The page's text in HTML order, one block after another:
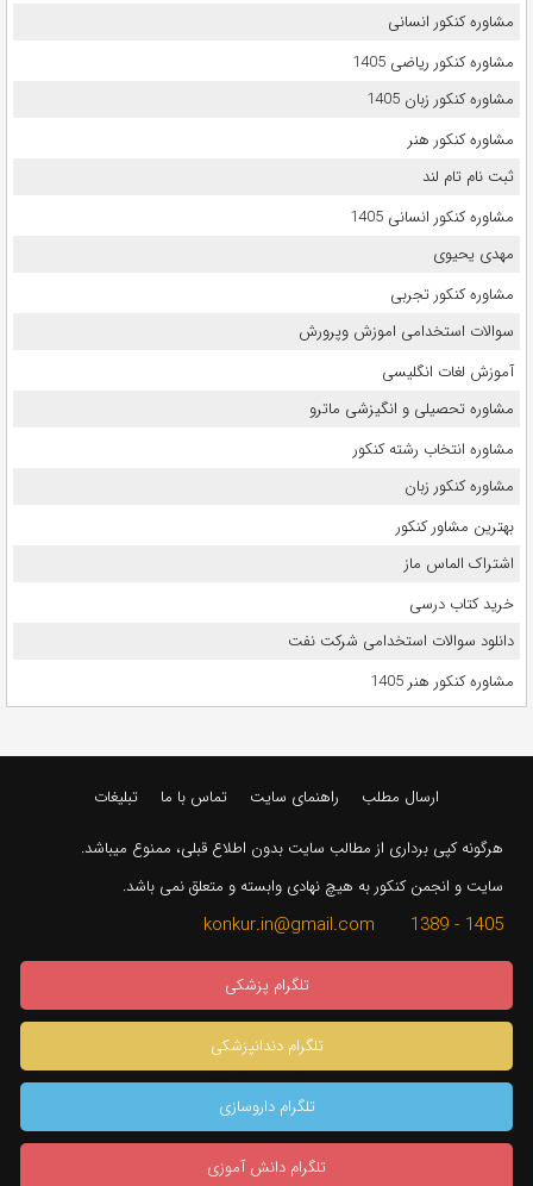
مشاوره کنکور انسانی
مشاوره کنکور ریاضی 1405
مشاوره کنکور زبان 1405
مشاوره کنکور هنر
ثبت نام تام لند
مشاوره کنکور انسانی 1405
مهدی یحیوی
مشاوره کنکور تجربی
سوالات استخدامی اموزش وپرورش
آموزش لغات انگلیسی
مشاوره تحصیلی و انگیزشی ماترو
مشاوره انتخاب رشته کنکور
مشاوره کنکور زبان
بهترین مشاور کنکور
اشتراک الماس ماز
خرید کتاب درسی
دانلود سوالات استخدامی شرکت نفت
مشاوره کنکور هنر 1405
ارسال مطلب راهنمای سایت تماس با ما تبلیغات
هرگونه کپی برداری از مطالب سایت بدون اطلاع قبلی، ممنوع میباشد.
سایت و انجمن کنکور به هیچ نهادی وابسته و متعلق نمی باشد.
1405 - 1389 konkur.in@gmail.com
تلگرام پزشکی
تلگرام دندانپزشکی
تلگرام داروسازی
تلگرام دانش آموزی